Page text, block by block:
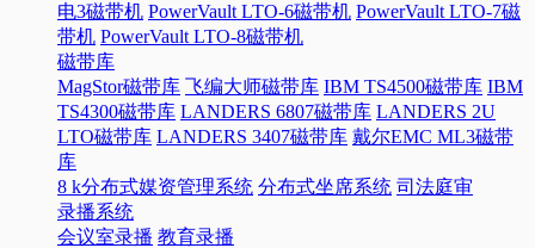
电3磁带机 PowerVault LTO-6磁带机 PowerVault LTO-7磁
带机 PowerVault LTO-8磁带机
磁带库
MagStor磁带库 飞编大师磁带库 IBM TS4500磁带库 IBM
TS4300磁带库 LANDERS 6807磁带库 LANDERS 2U
LTO磁带库 LANDERS 3407磁带库 戴尔EMC ML3磁带
库
8 k分布式媒资管理系统 分布式坐席系统 司法庭审
录播系统
会议室录播 教育录播